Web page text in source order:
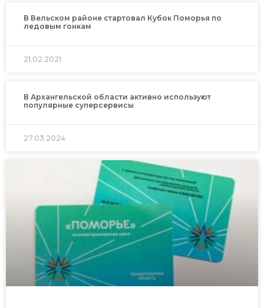
В Вельском районе стартовал Кубок Поморья по
ледовым гонкам
21.02.2021
В Архангельской области активно используют
популярные суперсервисы
27.03.2024